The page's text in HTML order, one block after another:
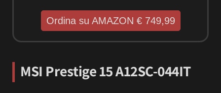
Ordina su AMAZON € 749,99
MSI Prestige 15 A12SC-044IT